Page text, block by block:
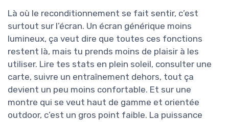
Là où le reconditionnement se fait sentir, c’est
surtout sur l’écran. Un écran générique moins
lumineux, ça veut dire que toutes ces fonctions
restent là, mais tu prends moins de plaisir à les
utiliser. Lire tes stats en plein soleil, consulter une
carte, suivre un entraînement dehors, tout ça
devient un peu moins confortable. Et sur une
montre qui se veut haut de gamme et orientée
outdoor, c’est un gros point faible. La puissance